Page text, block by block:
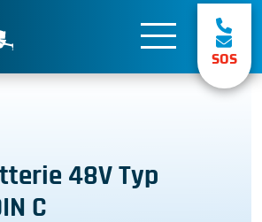
SOS
48V Typ
C